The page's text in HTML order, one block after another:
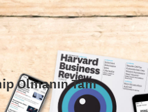
Olmanın Tam